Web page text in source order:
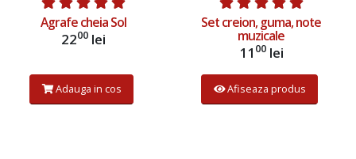
Agrafe cheia Sol
2200lei
Adauga in cos
Set creion, guma, note
muzicale
11 00lei
Afiseaza produs